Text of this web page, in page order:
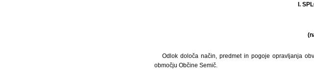
I.
Odlok določa način, predmet in pogoje opravljanja
območju Občine Semič.